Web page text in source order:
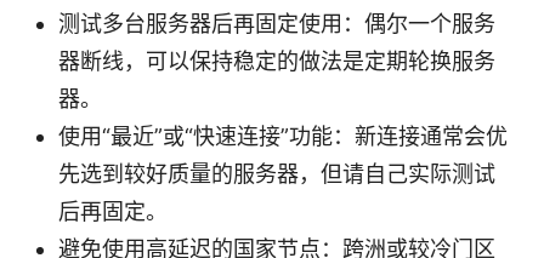
测试多台服务器后再固定使用：偶尔一个服务
器断线，可以保持稳定的做法是定期轮换服务
器。
使用“最近”或“快速连接”功能：新连接通常会优
先选到较好质量的服务器，但请自己实际测试
后再固定。
避免使用高延迟的国家节点：跨洲或较冷门区